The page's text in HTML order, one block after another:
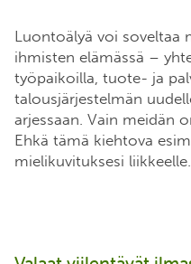
Luontoälyä voi soveltaa
ihmisten elämässä –
työpaikoilla, tuote- ja
talousjärjestelmän
arjessaan. Vain meidän
Ehkä tämä kiehtova
mielikuvituksesi liikkeelle.